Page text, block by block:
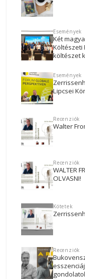
Események
Két
Költészeti
költészet
Események
Lipcsei
Recenziók
Walter
Recenziók
WALTER
OLVASNI!
Kötetek
Recenziók